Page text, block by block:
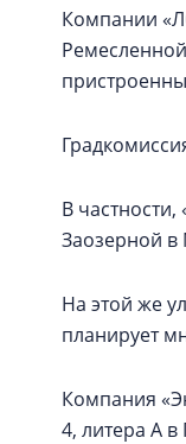
Компании
В
Заозерной в
На этой же
планирует
Компания
4, литера А